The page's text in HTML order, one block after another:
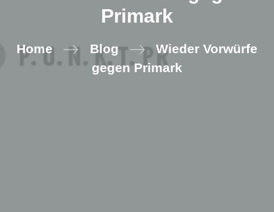
Primark
Home Blog
Wieder Vorwürfe
gegen Primark